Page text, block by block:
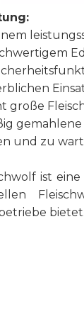
große
und zu
ist